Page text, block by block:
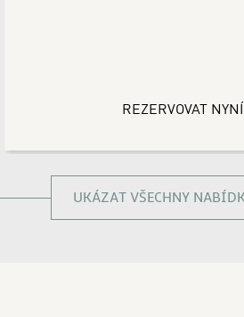
SVOJI REZERVACI A UŠETŘETE 10%
REZERVOVAT NYNÍ
UKÁZAT VŠECHNY